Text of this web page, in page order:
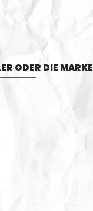
ODER DIE MARKE